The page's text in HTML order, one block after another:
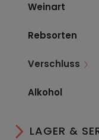
Weinart
Rebsorten
Verschluss
Alkohol
LAGER &